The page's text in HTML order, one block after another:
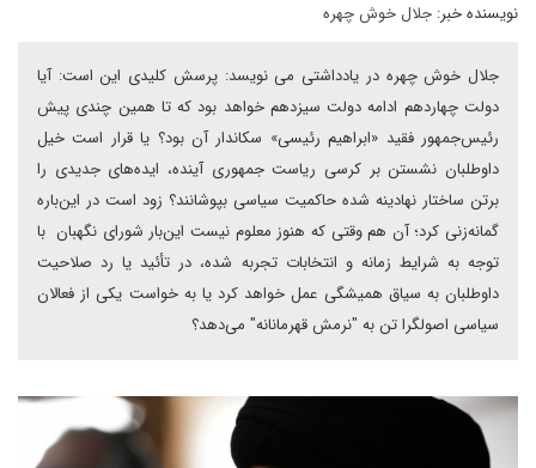
نویسنده خبر: جلال خوش چهره
جلال خوش چهره در یادداشتی می نویسد: پرسش کلیدی این است: آیا
دولت چهاردهم ادامه دولت سیزدهم خواهد بود که تا همین چندی پیش
رئیس‌جمهور فقید «ابراهیم رئیسی» سکاندار آن بود؟ یا قرار است خیل
داوطلبان نشستن بر کرسی ریاست جمهوری آینده، ایده‌های جدیدی را
برتن ساختار نهادینه شده حاکمیت سیاسی بپوشانند؟ زود است در این‌باره
گمانه‌زنی کرد؛ آن هم وقتی که هنوز معلوم نیست این‌بار شورای نگهبان با
توجه به شرایط زمانه و انتخابات تجربه شده، در تأئید یا رد صلاحیت
داوطلبان به سیاق همیشگی عمل خواهد کرد یا به خواست یکی از فعالان
سیاسی اصولگرا تن به "نرمش قهرمانانه" می‌دهد؟